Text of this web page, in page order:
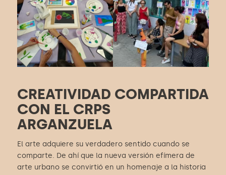
CREATIVIDAD COMPARTIDA
CON EL CRPS
ARGANZUELA
El arte adquiere su verdadero sentido cuando se
comparte. De ahí que la nueva versión efímera de
arte urbano se convirtió en un homenaje a la historia